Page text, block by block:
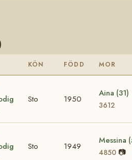
KÖN FÖDD MOR
Sto 1950
Aina (31)
3612
Sto 1949
Messina
4850 📷